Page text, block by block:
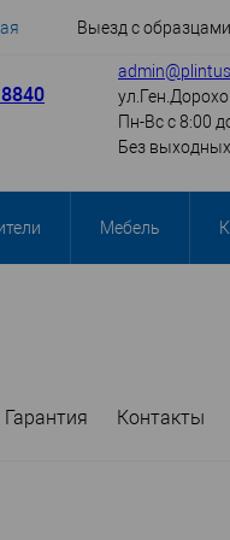
Выезд с образцами
Пн-Вс с 8:00
Без выходных
Мебель
Гарантия Контакты